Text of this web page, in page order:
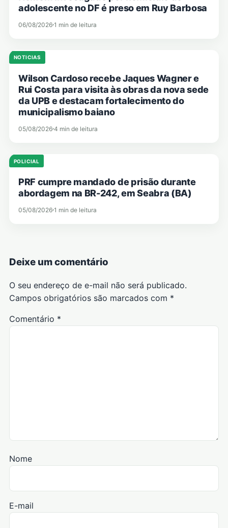
adolescente no DF é preso em Ruy Barbosa
06/08/2026 1 min de leitura
NOTICIAS
Wilson Cardoso recebe Jaques Wagner e
Rui Costa para visita às obras da nova sede
da UPB e destacam fortalecimento do
municipalismo baiano
05/08/2026 4 min de leitura
POLICIAL
PRF cumpre mandado de prisão durante
abordagem na BR-242, em Seabra (BA)
05/08/2026 1 min de leitura
Deixe um comentário
O seu endereço de e-mail não será publicado.
Campos obrigatórios são marcados com *
Comentário *
Nome
E-mail